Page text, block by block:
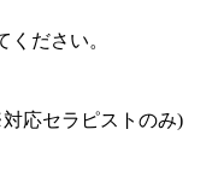
ださい。
応セラピストのみ)